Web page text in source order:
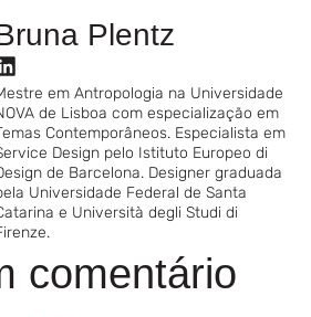
Plentz
em Antropologia na Universidade
de Lisboa com especialização em
Contemporâneos. Especialista em
Design pelo Istituto Europeo di
de Barcelona. Designer graduada
Universidade Federal de Santa
e Università degli Studi di
comentário